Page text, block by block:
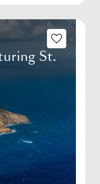
St.